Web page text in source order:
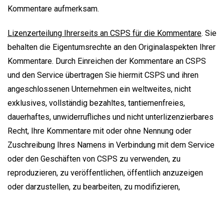
Kommentare aufmerksam.
Lizenzerteilung Ihrerseits an CSPS für die Kommentare. Sie
behalten die Eigentumsrechte an den Originalaspekten Ihrer
Kommentare. Durch Einreichen der Kommentare an CSPS
und den Service übertragen Sie hiermit CSPS und ihren
angeschlossenen Unternehmen ein weltweites, nicht
exklusives, vollständig bezahltes, tantiemenfreies,
dauerhaftes, unwiderrufliches und nicht unterlizenzierbares
Recht, Ihre Kommentare mit oder ohne Nennung oder
Zuschreibung Ihres Namens in Verbindung mit dem Service
oder den Geschäften von CSPS zu verwenden, zu
reproduzieren, zu veröffentlichen, öffentlich anzuzeigen
oder darzustellen, zu bearbeiten, zu modifizieren,